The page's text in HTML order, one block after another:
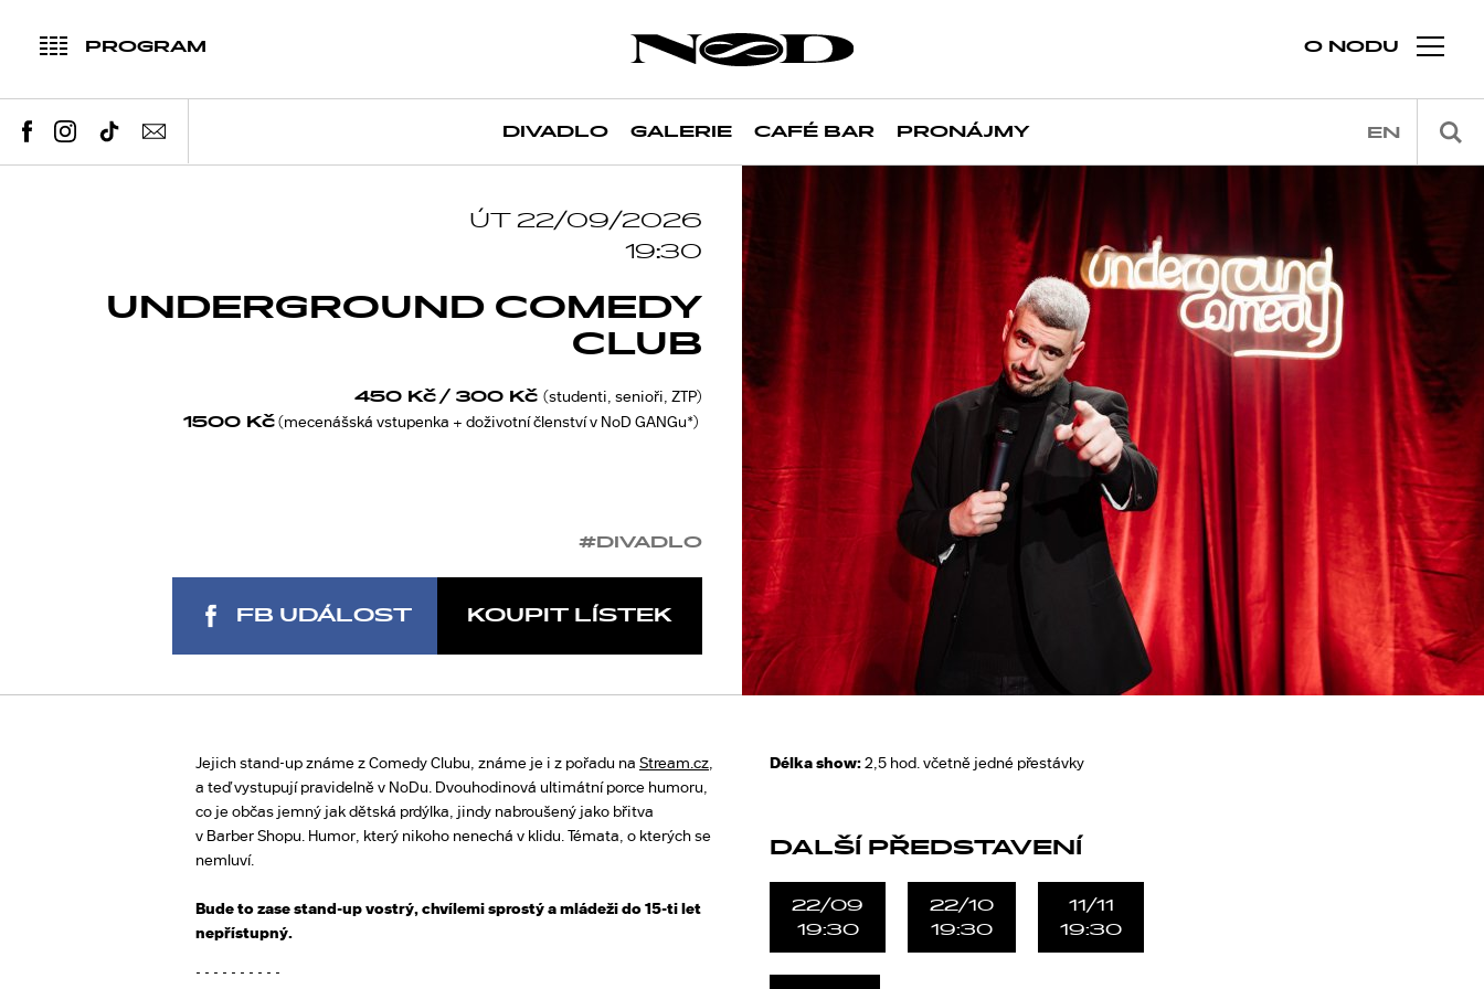
PROGRAM O NODU
DIVADLO GALERIE CAFÉ BAR PRONÁJMY EN
ÚT 22/09/2026
19:30
UNDERGROUND COMEDY
CLUB
450 Kč/ 300 Kč (studenti, senioři, ZTP)
1500 Kč(mecenášská vstupenka + doživotní členství v NoD GANGu*)
#DIVADLO
KOUPIT LÍSTEK
FB UDÁLOST
Jejich stand-up známe z Comedy Clubu, známe je i z pořadu na Stream.cz
a teď vystupují pravidelně v NoDu. Dvouhodinová ultimátní porce humoru,
co je občas jemný jak dětská prdýlka, jindy nabroušený jako břitva
v Barber Shopu. Humor, který nikoho nenechá v klidu. Témata, o kterých se
nemluví.
Bude to zase stand-up vostrý, chvílemi sprostý a mládeži do 15-ti let
nepřístupný.
- - - - - - - - - -
Délka show:2,5 hod. včetně jedné přestávky
DALŠÍ PŘEDSTAVENÍ
22/09
19:30
22/10
19:30
11/11
19:30